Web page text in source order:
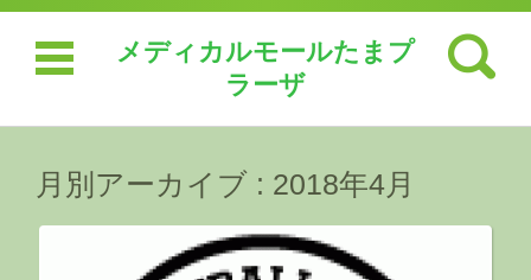
メディカルモールたまプ
ラーザ
検索:
コンテンツに移動
月別アーカイブ : 2018年4月